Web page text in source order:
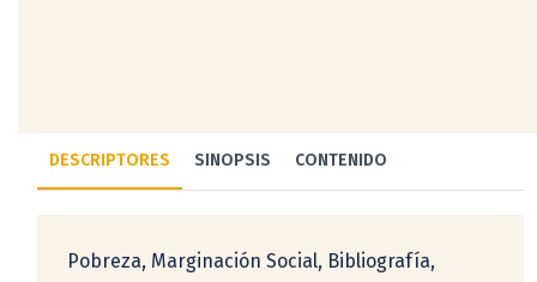
DESCRIPTORES SINOPSIS CONTENIDO
Pobreza, Marginación Social, Bibliografía,